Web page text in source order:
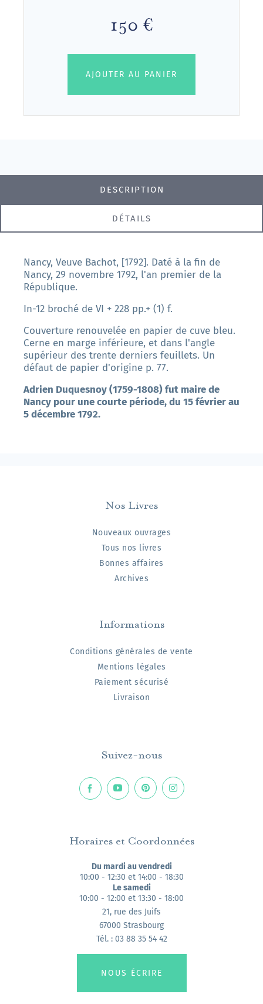
150 €
AJOUTER AU PANIER
DESCRIPTION
DÉTAILS
Nancy, Veuve Bachot, [1792]. Daté à la fin de
Nancy, 29 novembre 1792, l'an premier de la
République.
In-12 broché de VI + 228 pp.+ (1) f.
Couverture renouvelée en papier de cuve bleu.
Cerne en marge inférieure, et dans l'angle
supérieur des trente derniers feuillets. Un
défaut de papier d'origine p. 77.
Adrien Duquesnoy(1759-1808) fut maire de
Nancy pour une courte période, du 15 février au
5 décembre 1792.
Nos Livres
Nouveaux ouvrages
Tous nos livres
Bonnes affaires
Archives
Informations
Conditions générales de vente
Mentions légales
Paiement sécurisé
Livraison
Suivez-nous
Horaires et Coordonnées
Du mardi au vendredi
10:00 - 12:30 et 14:00 - 18:30
Le samedi
10:00 - 12:00 et 13:30 - 18:00
21, rue des Juifs
67000 Strasbourg
Tél. : 03 88 35 54 42
NOUS ÉCRIRE